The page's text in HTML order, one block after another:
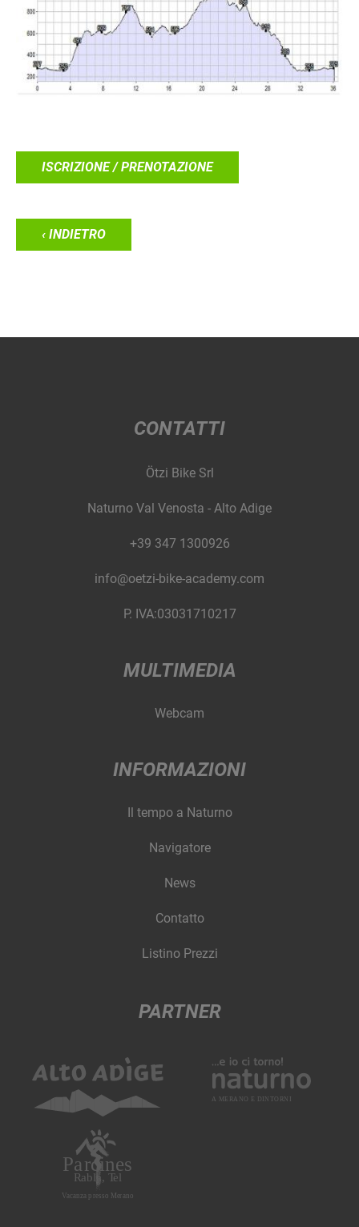
ISCRIZIONE / PRENOTAZIONE
‹ INDIETRO
CONTATTI
Ötzi Bike Srl
Naturno Val Venosta - Alto Adige
+39 347 1300926
info@oetzi-bike-academy.com
P. IVA:03031710217
MULTIMEDIA
Webcam
INFORMAZIONI
Il tempo a Naturno
Navigatore
News
Contatto
Listino Prezzi
PARTNER